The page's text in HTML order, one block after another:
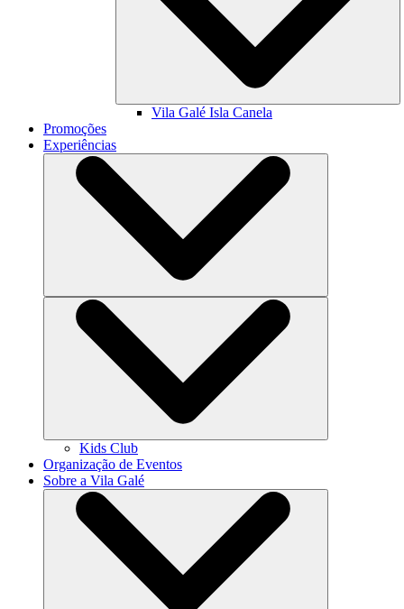
Vila Galé Isla Canela
Promoções
Experiências
Kids Club
Organização de Eventos
Sobre a Vila Galé